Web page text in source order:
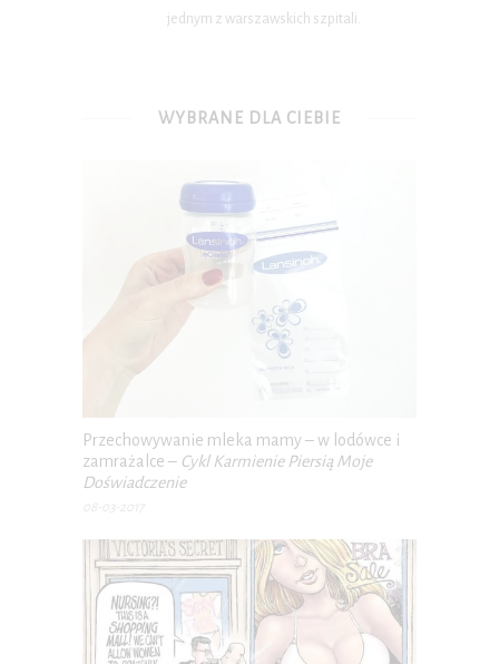
jednym z warszawskich szpitali.
WYBRANE DLA CIEBIE
Przechowywanie mleka mamy – w lodówce i
zamrażalce – Cykl Karmienie Piersią Moje
Doświadczenie
08-03-2017